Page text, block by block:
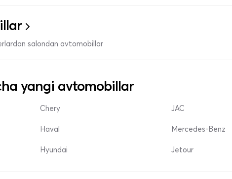
salondan avtomobillar
yangi avtomobillar
Chery
Haval
Hyundai
JAC
Mercedes-Benz
Jetour